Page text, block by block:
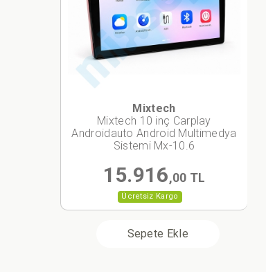
Ücretsiz Kargo
Mixtech
Mixtech 10 inç Carplay
Androidauto Android Multimedya
Sistemi Mx-10.6
15.916,00 TL
Sepete Ekle